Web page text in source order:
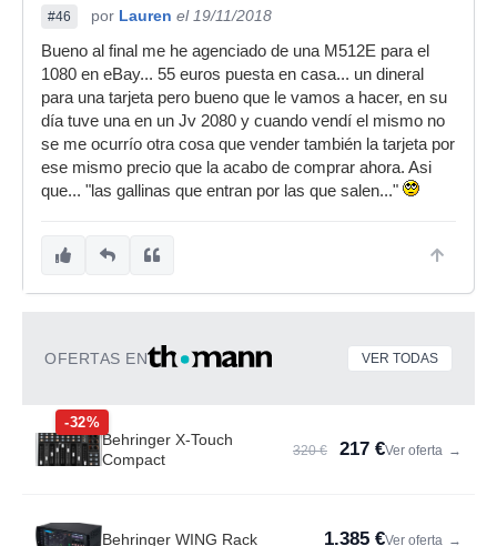
#46 por Lauren el 19/11/2018
Bueno al final me he agenciado de una M512E para el
1080 en eBay... 55 euros puesta en casa... un dineral
para una tarjeta pero bueno que le vamos a hacer, en su
día tuve una en un Jv 2080 y cuando vendí el mismo no
se me ocurrío otra cosa que vender también la tarjeta por
ese mismo precio que la acabo de comprar ahora. Asi
que... "las gallinas que entran por las que salen..."
OFERTAS EN VER TODAS
-32%
Behringer X-Touch
Compact
320 € 217 €Ver oferta →
Behringer WING Rack 1.385 €Ver oferta →